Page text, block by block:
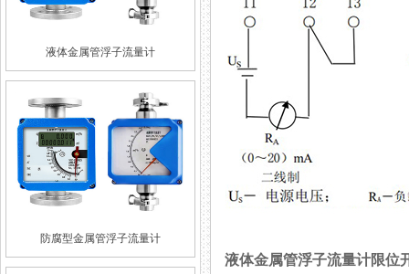
液体金属管浮子流量计
防腐型金属管浮子流量计
液体金属管浮子流量计限位